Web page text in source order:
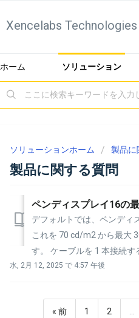
Xencelabs
ホーム ソリューション
ソリューションホーム 製品に
製品に関する質問
ペンディスプレイ16の
デフォルトでは、ペンディ
これを 70 cd/m2 から最大
す。 ケーブルを 1 本接続す
水, 2月 12, 2025 で 4:57 午後
« 前 1 2